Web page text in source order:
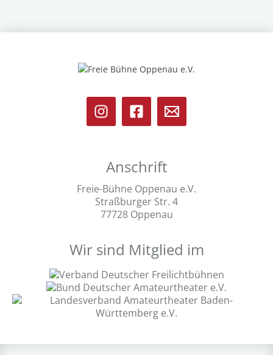
Anschrift
Freie-Bühne Oppenau e.V.
Straßburger Str. 4
77728 Oppenau
Wir sind Mitglied im